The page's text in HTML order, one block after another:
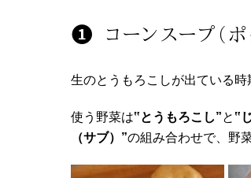
コーンスープ（
生のとうもろこしが出ている
使う野菜は‟とうもろこし”と ‟
（サブ）”の組み合わせで、野